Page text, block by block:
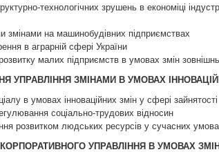
технологічних зрушень в економіці
змінами на машинобудівних підприємствах
в аграрній сфері України
малих підприємств в умовах змін
УПРАВЛІННЯ ЗМІНАМИ В УМОВАХ
в умовах інноваційних змін у сфері зайнятості
соціально-трудових відносин
розвитком людських ресурсів у сучасних
УПРАВЛІННЯ В УМОВАХ ЗМІН